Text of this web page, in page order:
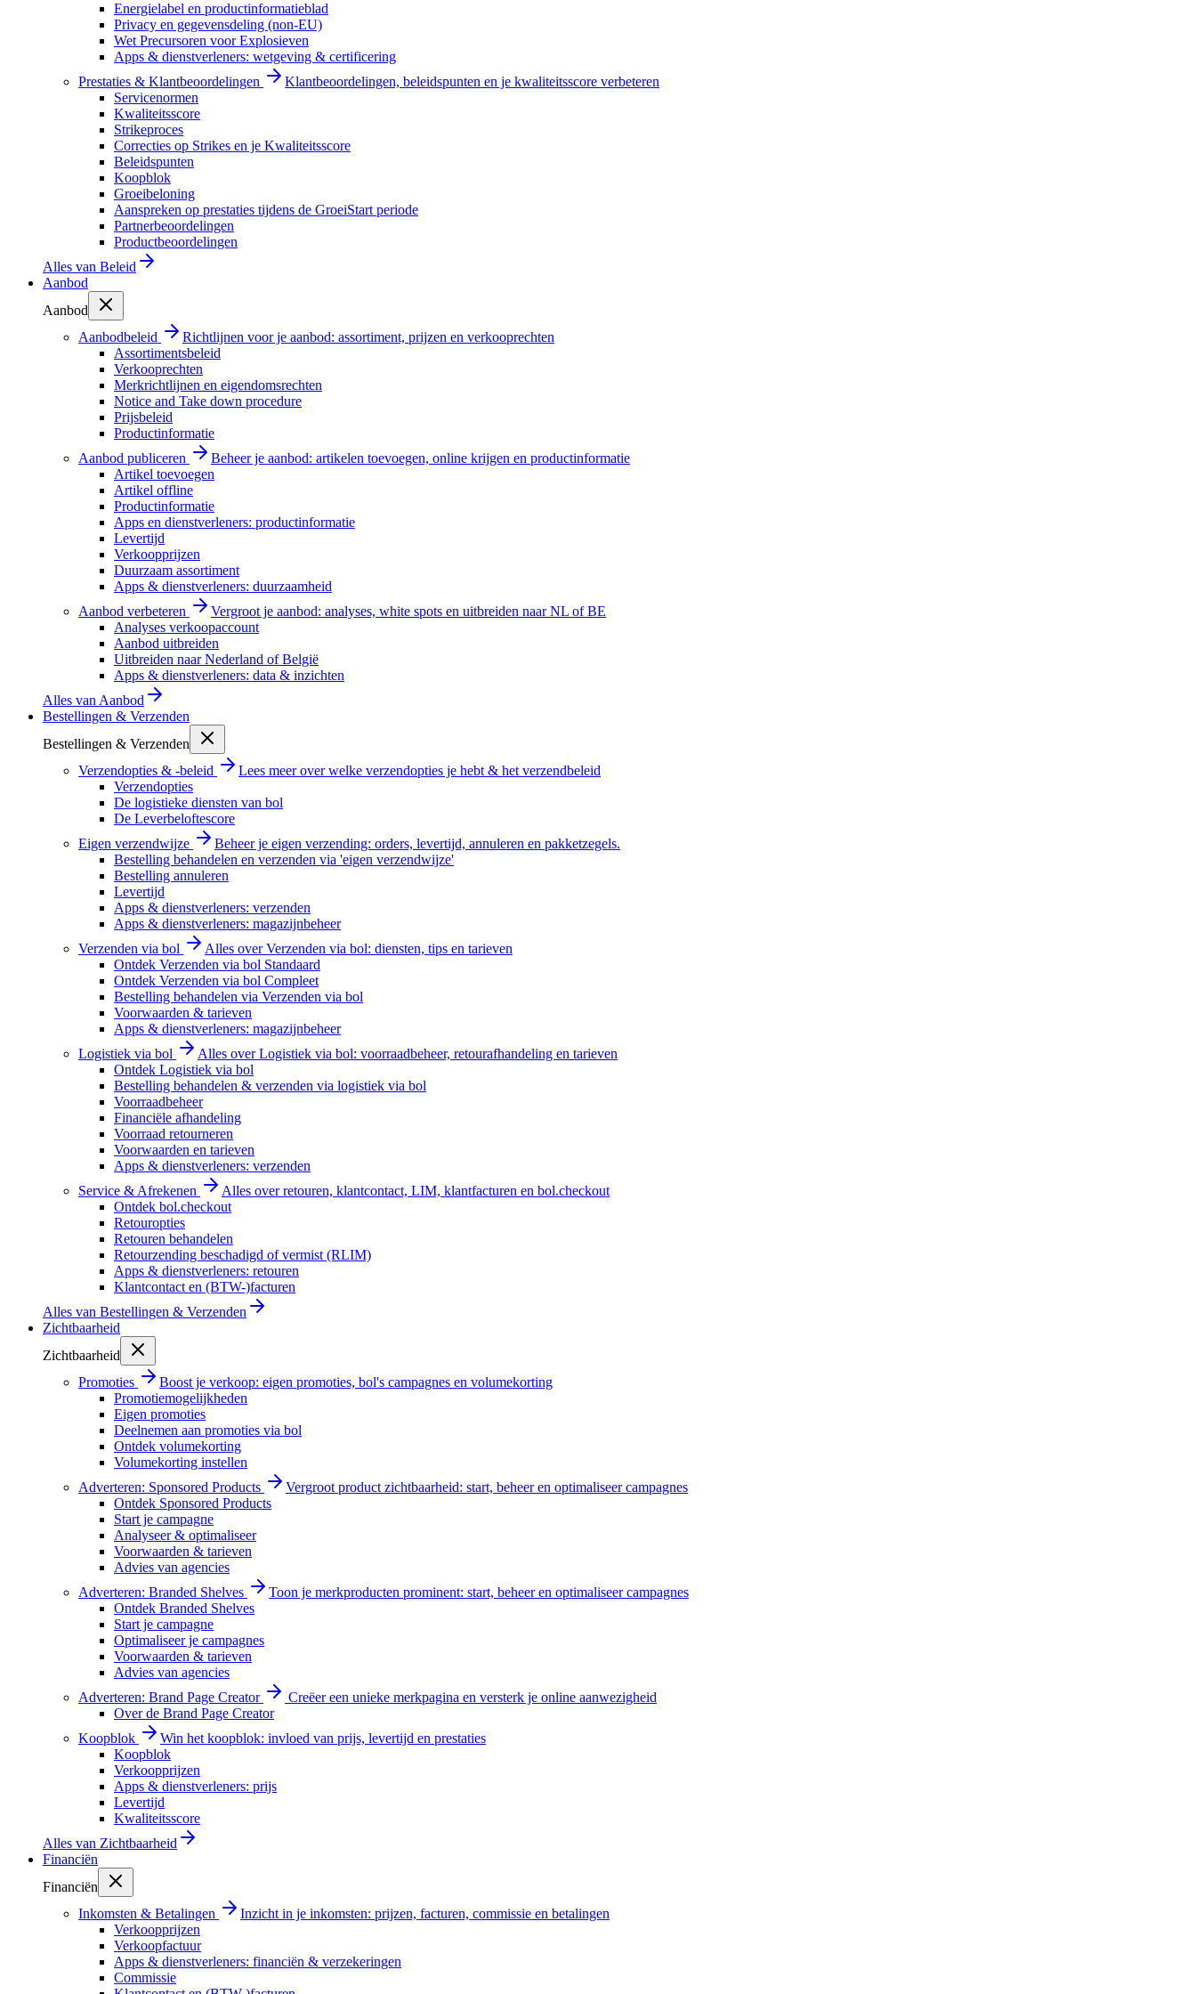
Energielabel en productinformatieblad
Privacy en gegevensdeling (non-EU)
Wet Precursoren voor Explosieven
Apps & dienstverleners: wetgeving & certificering
Prestaties & Klantbeoordelingen
Klantbeoordelingen, beleidspunten en je kwaliteitsscore verbeteren
Servicenormen
Kwaliteitsscore
Strikeproces
Correcties op Strikes en je Kwaliteitsscore
Beleidspunten
Koopblok
Groeibeloning
Aanspreken op prestaties tijdens de GroeiStart periode
Partnerbeoordelingen
Productbeoordelingen
Alles van Beleid
Aanbod
Aanbod
Aanbodbeleid
Richtlijnen voor je aanbod: assortiment, prijzen en verkooprechten
Assortimentsbeleid
Verkooprechten
Merkrichtlijnen en eigendomsrechten
Notice and Take down procedure
Prijsbeleid
Productinformatie
Aanbod publiceren
Beheer je aanbod: artikelen toevoegen, online krijgen en productinformatie
Artikel toevoegen
Artikel offline
Productinformatie
Apps en dienstverleners: productinformatie
Levertijd
Verkoopprijzen
Duurzaam assortiment
Apps & dienstverleners: duurzaamheid
Aanbod verbeteren
Vergroot je aanbod: analyses, white spots en uitbreiden naar NL of BE
Analyses verkoopaccount
Aanbod uitbreiden
Uitbreiden naar Nederland of België
Apps & dienstverleners: data & inzichten
Alles van Aanbod
Bestellingen & Verzenden
Bestellingen & Verzenden
Verzendopties & -beleid
Lees meer over welke verzendopties je hebt & het verzendbeleid
Verzendopties
De logistieke diensten van bol
De Leverbeloftescore
Eigen verzendwijze
Beheer je eigen verzending: orders, levertijd, annuleren en pakketzegels.
Bestelling behandelen en verzenden via 'eigen verzendwijze'
Bestelling annuleren
Levertijd
Apps & dienstverleners: verzenden
Apps & dienstverleners: magazijnbeheer
Verzenden via bol
Alles over Verzenden via bol: diensten, tips en tarieven
Ontdek Verzenden via bol Standaard
Ontdek Verzenden via bol Compleet
Bestelling behandelen via Verzenden via bol
Voorwaarden & tarieven
Apps & dienstverleners: magazijnbeheer
Logistiek via bol
Alles over Logistiek via bol: voorraadbeheer, retourafhandeling en tarieven
Ontdek Logistiek via bol
Bestelling behandelen & verzenden via logistiek via bol
Voorraadbeheer
Financiële afhandeling
Voorraad retourneren
Voorwaarden en tarieven
Apps & dienstverleners: verzenden
Service & Afrekenen
Alles over retouren, klantcontact, LIM, klantfacturen en bol.checkout
Ontdek bol.checkout
Retouropties
Retouren behandelen
Retourzending beschadigd of vermist (RLIM)
Apps & dienstverleners: retouren
Klantcontact en (BTW-)facturen
Alles van Bestellingen & Verzenden
Zichtbaarheid
Zichtbaarheid
Promoties
Boost je verkoop: eigen promoties, bol's campagnes en volumekorting
Promotiemogelijkheden
Eigen promoties
Deelnemen aan promoties via bol
Ontdek volumekorting
Volumekorting instellen
Adverteren: Sponsored Products
Vergroot product zichtbaarheid: start, beheer en optimaliseer campagnes
Ontdek Sponsored Products
Start je campagne
Analyseer & optimaliseer
Voorwaarden & tarieven
Advies van agencies
Adverteren: Branded Shelves
Toon je merkproducten prominent: start, beheer en optimaliseer campagnes
Ontdek Branded Shelves
Start je campagne
Optimaliseer je campagnes
Voorwaarden & tarieven
Advies van agencies
Adverteren: Brand Page Creator
Creëer een unieke merkpagina en versterk je online aanwezigheid
Over de Brand Page Creator
Koopblok
Win het koopblok: invloed van prijs, levertijd en prestaties
Koopblok
Verkoopprijzen
Apps & dienstverleners: prijs
Levertijd
Kwaliteitsscore
Alles van Zichtbaarheid
Financiën
Financiën
Inkomsten & Betalingen
Inzicht in je inkomsten: prijzen, facturen, commissie en betalingen
Verkoopprijzen
Verkoopfactuur
Apps & dienstverleners: financiën & verzekeringen
Commissie